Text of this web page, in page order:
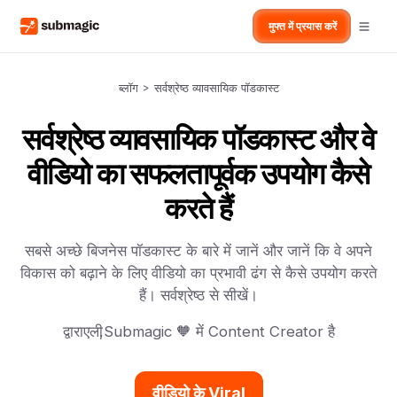
मुफ्त में प्रयास करें
ब्लॉग > सर्वश्रेष्ठ व्यावसायिक पॉडकास्ट
सर्वश्रेष्ठ व्यावसायिक पॉडकास्ट और वे
वीडियो का सफलतापूर्वक उपयोग कैसे
करते हैं
सबसे अच्छे बिजनेस पॉडकास्ट के बारे में जानें और जानें कि वे अपने
विकास को बढ़ाने के लिए वीडियो का प्रभावी ढंग से कैसे उपयोग करते
हैं। सर्वश्रेष्ठ से सीखें।
द्वाराएली,Submagic 🧡 में Content Creator है
वीडियो के Viral